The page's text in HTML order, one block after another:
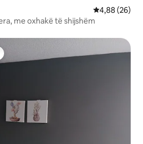
Vlerësimi
4,88 (26)
me oxhakë të shijshëm